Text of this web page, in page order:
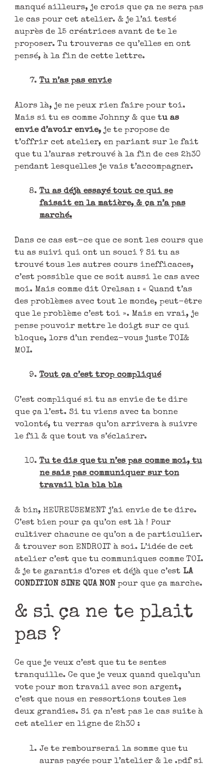
manqué ailleurs, je crois que ça ne sera pas
le cas pour cet atelier. & je l’ai testé
auprès de 15 créatrices avant de te le
proposer. Tu trouveras ce qu’elles en ont
pensé, à la fin de cette lettre.
Tu n’as pas envie
Alors là, je ne peux rien faire pour toi.
Mais si tu es comme Johnny & que tu as
envie d’avoir envie, je te propose de
t’offrir cet atelier, en pariant sur le fait
que tu l’auras retrouvé à la fin de ces 2h30
pendant lesquelles je vais t’accompagner.
Tu as déjà essayé tout ce qui se
faisait en la matière, & ça n’a pas
marché.
Dans ce cas est-ce que ce sont les cours que
tu as suivi qui ont un souci ? Si tu as
trouvé tous les autres cours inefficaces,
c’est possible que ce soit aussi le cas avec
moi. Mais comme dit Orelsan : « Quand t’as
des problèmes avec tout le monde, peut-être
que le problème c’est toi ». Mais en vrai, je
pense pouvoir mettre le doigt sur ce qui
bloque, lors d’un rendez-vous juste TOI&
MOI.
Tout ça c’est trop compliqué
C’est compliqué si tu as envie de te dire
que ça l’est. Si tu viens avec ta bonne
volonté, tu verras qu’on arrivera à suivre
le fil & que tout va s’éclairer.
Tu te dis que tu n’es pas comme moi, tu
ne sais pas communiquer sur ton
travail bla bla bla
& bin, HEUREUSEMENT j’ai envie de te dire.
C’est bien pour ça qu’on est là ! Pour
cultiver chacune ce qu’on a de particulier.
& trouver son ENDROIT à soi. L’idée de cet
atelier c’est que tu communiques comme TOI.
& je te garantis d’ores et déjà que c’est LA
CONDITION SINE QUA NON pour que ça marche.
& si ça ne te plait
pas ?
Ce que je veux c’est que tu te sentes
tranquille. Ce que je veux quand quelqu’un
vote pour mon travail avec son argent,
c’est que nous en ressortions toutes les
deux grandies. Si ça n’est pas le cas suite à
cet atelier en ligne de 2h30 :
Je te rembourserai la somme que tu
auras payée pour l’atelier & le .pdf si